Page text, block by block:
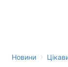
Новини ›